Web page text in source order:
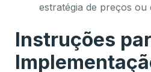
estratégia de preços ou
Instruções